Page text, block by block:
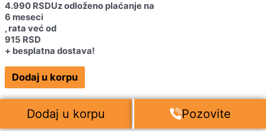
4.990 RSDUz odloženo plaćanje na
6 meseci
, rata već od
915 RSD
+ besplatna dostava!
Dodaj u korpu
Dodaj u korpu Pozovite